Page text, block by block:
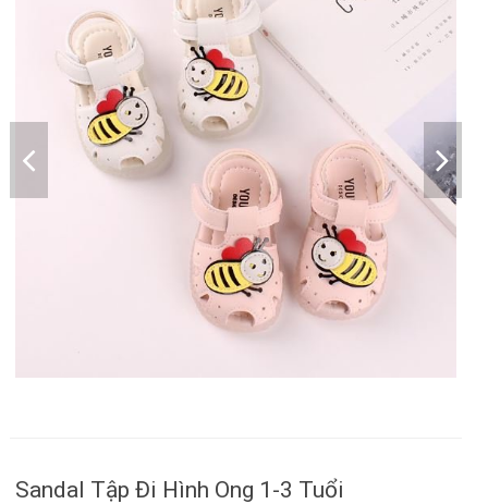
Sandal Tập Đi Hình Ong 1-3 Tuổi